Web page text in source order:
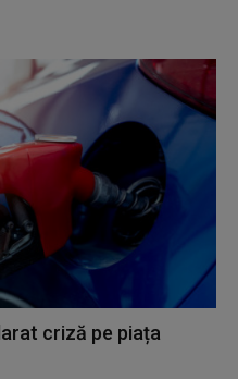
criză pe piața